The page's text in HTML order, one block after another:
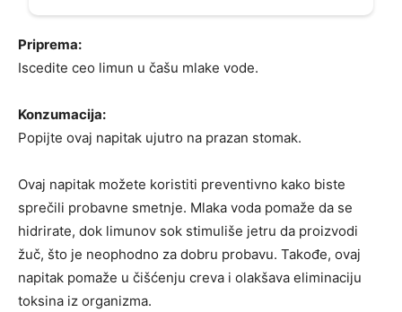
Priprema:
Iscedite ceo limun u čašu mlake vode.
Konzumacija:
Popijte ovaj napitak ujutro na prazan stomak.
Ovaj napitak možete koristiti preventivno kako biste
sprečili probavne smetnje. Mlaka voda pomaže da se
hidrirate, dok limunov sok stimuliše jetru da proizvodi
žuč, što je neophodno za dobru probavu. Takođe, ovaj
napitak pomaže u čišćenju creva i olakšava eliminaciju
toksina iz organizma.